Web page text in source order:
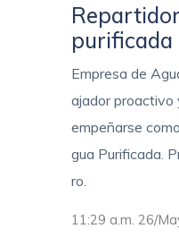
purificada
Empresa de
ajador proactivo
empeñarse
gua Purificada.
ro.
11:29 a.m. 26/